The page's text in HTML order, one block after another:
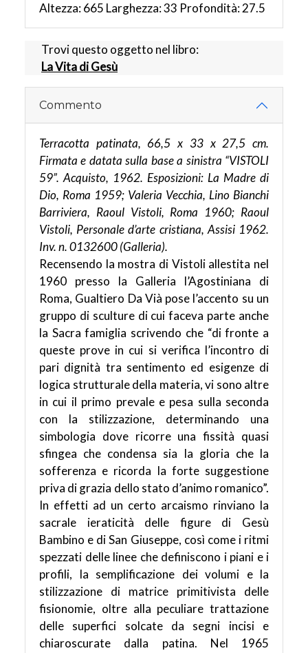
Altezza: 665 Larghezza: 33 Profondità: 27.5
Trovi questo oggetto nel libro:
La Vita di Gesù
Commento
Terracotta patinata, 66,5 x 33 x 27,5 cm.
Firmata e datata sulla base a sinistra “VISTOLI
59”. Acquisto, 1962. Esposizioni: La Madre di
Dio, Roma 1959; Valeria Vecchia, Lino Bianchi
Barriviera, Raoul Vistoli, Roma 1960; Raoul
Vistoli, Personale d’arte cristiana, Assisi 1962.
Inv. n. 0132600 (Galleria).
Recensendo la mostra di Vistoli allestita nel
1960 presso la Galleria l’Agostiniana di
Roma, Gualtiero Da Vià pose l’accento su un
gruppo di sculture di cui faceva parte anche
la Sacra famiglia scrivendo che “di fronte a
queste prove in cui si verifica l’incontro di
pari dignità tra sentimento ed esigenze di
logica strutturale della materia, vi sono altre
in cui il primo prevale e pesa sulla seconda
con la stilizzazione, determinando una
simbologia dove ricorre una fissità quasi
sfingea che condensa sia la gloria che la
sofferenza e ricorda la forte suggestione
priva di grazia dello stato d’animo romanico”.
In effetti ad un certo arcaismo rinviano la
sacrale ieraticità delle figure di Gesù
Bambino e di San Giuseppe, così come i ritmi
spezzati delle linee che definiscono i piani e i
profili, la semplificazione dei volumi e la
stilizzazione di matrice primitivista delle
fisionomie, oltre alla peculiare trattazione
delle superfici solcate da segni incisi e
chiaroscurate dalla patina. Nel 1965